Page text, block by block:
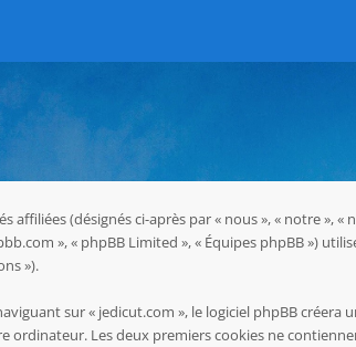
(désignés ci-après par « nous », « notre »,
», « phpBB Limited », « Équipes phpBB »)
»).
sur « jedicut.com », le logiciel phpBB
Les deux premiers cookies ne